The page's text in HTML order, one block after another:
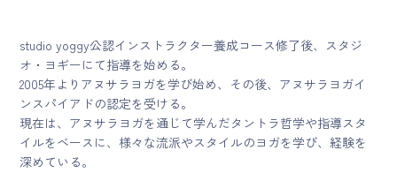
studio yoggy公認インストラクター養成コース修了後、スタジ
オ・ヨギーにて指導を始める。
2005年よりアヌサラヨガを学び始め、その後、アヌサラヨガイ
ンスパイアドの認定を受ける。
現在は、アヌサラヨガを通じて学んだタントラ哲学や指導スタ
イルをベースに、様々な流派やスタイルのヨガを学び、経験を
深めている。